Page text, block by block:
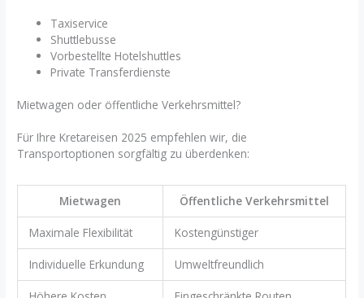
Taxiservice
Shuttlebusse
Vorbestellte Hotelshuttles
Private Transferdienste
Mietwagen oder öffentliche Verkehrsmittel?
Für Ihre Kretareisen 2025 empfehlen wir, die
Transportoptionen sorgfältig zu überdenken:
Mietwagen Öffentliche Verkehrsmittel
Maximale Flexibilität Kostengünstiger
Individuelle Erkundung Umweltfreundlich